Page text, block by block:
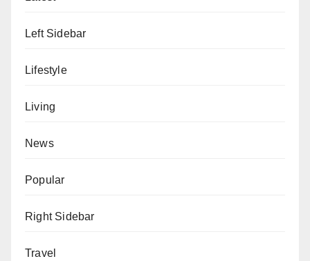
Left Sidebar
Lifestyle
Living
News
Popular
Right Sidebar
Travel